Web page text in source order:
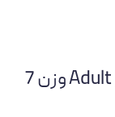
غذای خشک گربه نوتری پت مدل Adult وزن 7